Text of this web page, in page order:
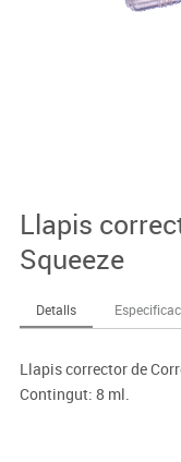
Llapis
Squeeze
Detalls
Llapis corrector de
Contingut: 8 ml.